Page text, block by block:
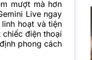
mượt mà hơn
Live ngay
hoạt và tiện
điện thoại
phong cách